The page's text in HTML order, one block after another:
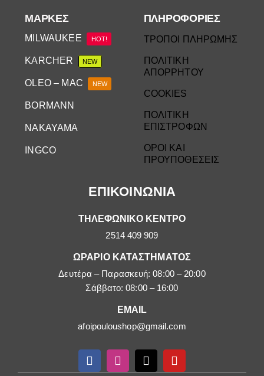
ΕΠΙΚΟΙΝΩΝΙΑ
ΤΗΛΕΦΩΝΙΚΟ ΚΕΝΤΡΟ
2514 409 909
ΩΡΑΡΙΟ ΚΑΤΑΣΤΗΜΑΤΟΣ
Δευτέρα – Παρασκευή: 08:00 – 20:00
Σάββατο: 08:00 – 16:00
EMAIL
afoipouloushop@gmail.com
ΜΆΡΚΕΣ
MILWAUKEE HOT!
KARCHER NEW
OLEO – MAC NEW
BORMANN
NAKAYAMA
INGCO
ΠΛΗΡΟΦΟΡΙΕΣ
ΤΡΟΠΟΙ ΠΛΗΡΩΜΗΣ
ΠΟΛΙΤΙΚΗ
ΑΠΟΡΡΗΤΟΥ
COOKIES
ΠΟΛΙΤΙΚΗ
ΕΠΙΣΤΡΟΦΩΝ
ΟΡΟΙ ΚΑΙ
ΠΡΟΥΠΟΘΕΣΕΙΣ